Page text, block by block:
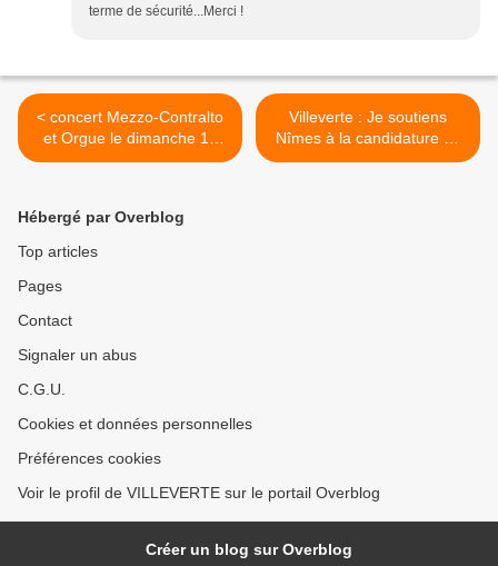
terme de sécurité...Merci !
< concert Mezzo-Contralto
et Orgue le dimanche 19
mars 2017 à 17h à l'église
par la Mezzo-Contralto
Christel LINDSTAT,
l’organiste Georges
Villeverte : Je soutiens
Nîmes à la candidature au
patrimoine Mondial de
Hébergé par Overblog
Top articles
Pages
Contact
Signaler un abus
C.G.U.
Cookies et données personnelles
Préférences cookies
Voir le profil de VILLEVERTE sur le portail Overblog
Créer un blog sur Overblog